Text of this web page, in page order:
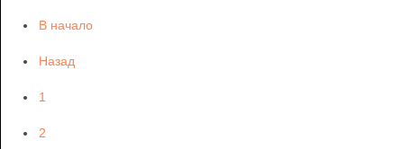
В начало
Назад
1
2